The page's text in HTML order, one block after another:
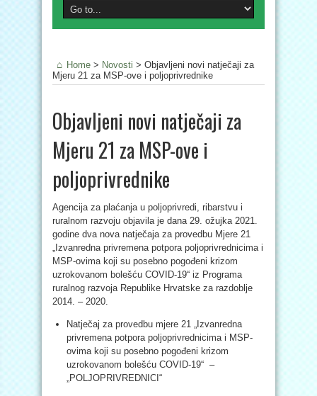
Home > Novosti > Objavljeni novi natječaji za
Mjeru 21 za MSP-ove i poljoprivrednike
Objavljeni novi natječaji za
Mjeru 21 za MSP-ove i
poljoprivrednike
Agencija za plaćanja u poljoprivredi, ribarstvu i
ruralnom razvoju objavila je dana 29. ožujka 2021.
godine dva nova natječaja za provedbu Mjere 21
„Izvanredna privremena potpora poljoprivrednicima i
MSP-ovima koji su posebno pogođeni krizom
uzrokovanom bolešću COVID-19“ iz Programa
ruralnog razvoja Republike Hrvatske za razdoblje
2014. – 2020.
Natječaj za provedbu mjere 21 „Izvanredna
privremena potpora poljoprivrednicima i MSP-
ovima koji su posebno pogođeni krizom
uzrokovanom bolešću COVID-19“ –
„POLJOPRIVREDNICI“